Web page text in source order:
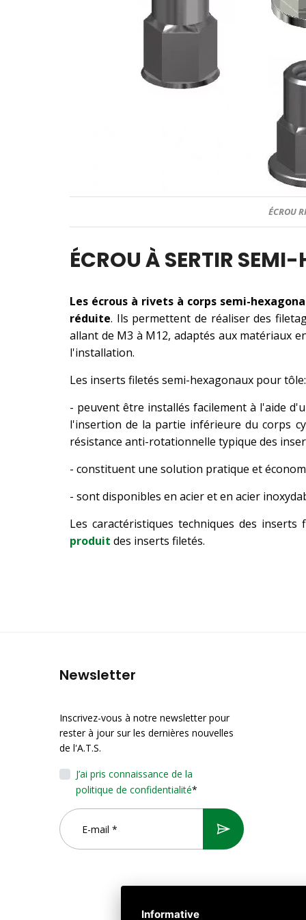
ÉCROU
ÉCROU À SERTIR
Les écrous à rivets à corps semi-
réduite. Ils permettent de réaliser des
allant de M3 à M12, adaptés aux matériaux
l'installation.
Les inserts filetés semi-hexagonaux pour tôle:
- peuvent être installés facilement à l'aide
l'insertion de la partie inférieure du corps
résistance anti-rotationnelle typique des
- constituent une solution pratique et
- sont disponibles en acier et en acier
Les caractéristiques techniques des
produit des inserts filetés.
Newsletter
Inscrivez-vous à notre newsletter pour
rester à jour sur les dernières nouvelles
de l'A.T.S.
J’ai pris connaissance de la
politique de confidentialité*
Informative